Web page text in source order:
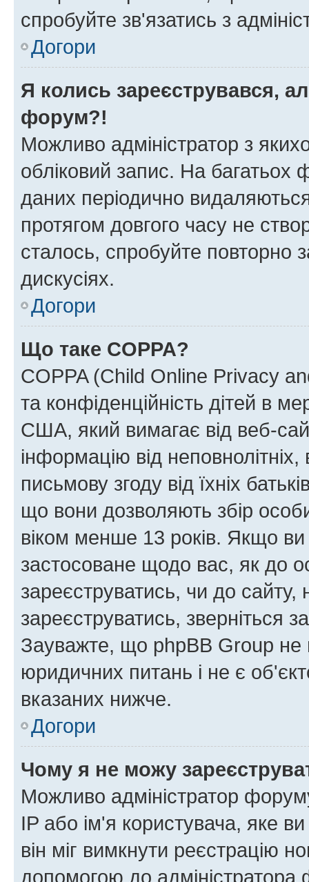
спробуйте зв'язатись з
Догори
Я колись зареєструвався,
форум?!
Можливо адміністратор з
обліковий запис. На
даних періодично видаляються
протягом довгого часу не
сталось, спробуйте повторно
дискусіях.
Догори
Що таке COPPA?
COPPA (Child Online Privacy
та конфіденційність дітей в
США, який вимагає від веб-
інформацію від
письмову згоду від їхніх
що вони дозволяють збір
віком менше 13 років. Якщо
застосоване щодо вас, як до
зареєструватись, чи до
зареєструватись, зверніться
Зауважте, що phpBB Group не
юридичних питань і не є
вказаних нижче.
Догори
Чому я не можу
Можливо адміністратор
IP або ім'я користувача, яке
він міг вимкнути реєстрацію
допомогою до адміністратора